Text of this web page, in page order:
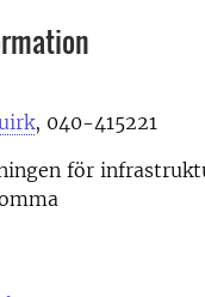
, 040-415221
för